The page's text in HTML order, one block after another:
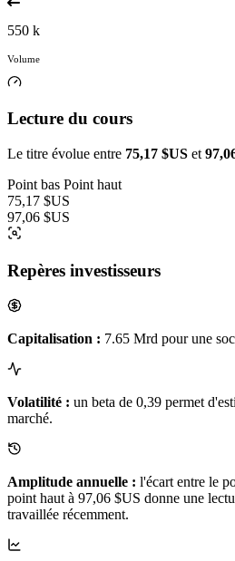
550 k
Volume
Lecture du cours
Le titre évolue entre 75,17 $US et
Point bas Point haut
75,17 $US
97,06 $US
Repères investisseurs
Capitalisation : 7.65 Mrd pour une
Volatilité : un beta de 0,39 permet
marché.
Amplitude annuelle : l'écart entre le
point haut à 97,06 $US donne une
travaillée récemment.